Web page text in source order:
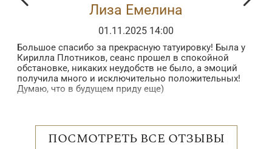
Лиза Емелина
01.11.2025 14:00
Большое спасибо за прекрасную татуировку! Была у
Кирилла Плотников, сеанс прошел в спокойной
обстановке, никаких неудобств не было, а эмоций
получила много и исключительно положительных!
Думаю, что в будущем приду еще)
ПОСМОТРЕТЬ ВСЕ ОТЗЫВЫ